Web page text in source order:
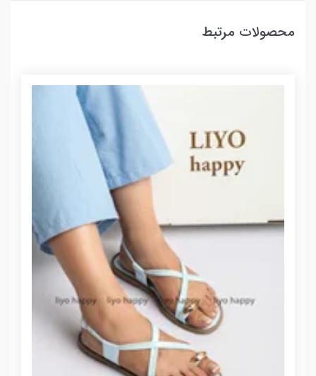
محصولات مرتبط